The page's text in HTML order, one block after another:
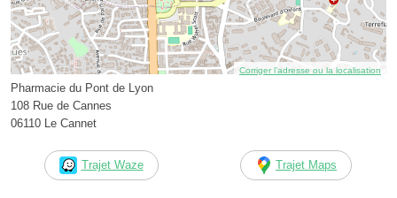
Corriger l’adresse ou la localisation
Pharmacie du Pont de Lyon
108 Rue de Cannes
06110 Le Cannet
Trajet Waze Trajet Maps